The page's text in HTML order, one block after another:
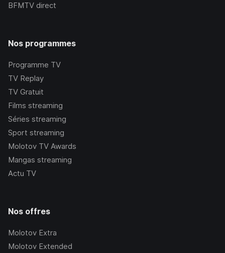
BFMTV direct
Nos programmes
Programme TV
TV Replay
TV Gratuit
Films streaming
Séries streaming
Sport streaming
Molotov TV Awards
Mangas streaming
Actu TV
Nos offres
Molotov Extra
Molotov Extended